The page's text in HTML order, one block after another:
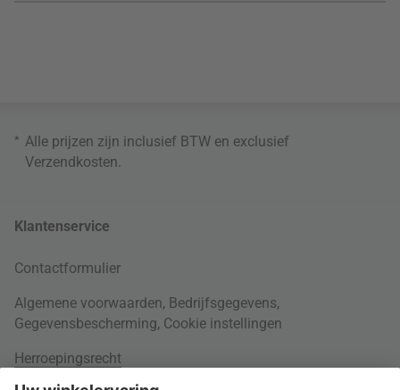
* Alle prijzen zijn inclusief BTW en exclusief
Verzendkosten
Klantenservice
Contactformulier
Algemene voorwaarden, Bedrijfsgegevens,
Gegevensbescherming, Cookie instellingen
Herroepingsrecht